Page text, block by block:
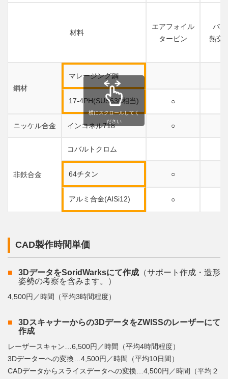
材料
エアフォイル
タービン
バ
熱交
鋼材
マレージング鋼
17-4PH(SUS630相当) ○
ニッケル合金 インコネル718 ○
非鉄合金
コバルトクロム
64チタン ○
アルミ合金(AISi12) ○
横にスクロールしてく
ださい
CAD製作時間単価
3DデータをSoridWarksにて作成（サポート作成・造形
姿勢の考察を含みます。）
4,500円／時間（平均3時間程度）
3Dスキャナーからの3DデータをZWISSのレーザーにて
作成
レーザースキャン…6,500円／時間（平均4時間程度）
3Dデーターへの変換…4,500円／時間（平均10日間）
CADデータからスライスデータへの変換…4,500円／時間（平均２